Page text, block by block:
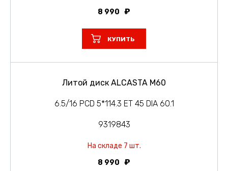
8 990
КУПИТЬ
Литой диск ALCASTA M60
6.5/16 PCD 5*114.3 ET 45 DIA 60.1
9319843
На складе 7 шт.
8 990